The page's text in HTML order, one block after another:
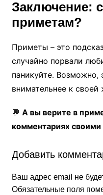
Заключение:
приметам?
Приметы – это
случайно порвали
паникуйте. Возможно,
внимательнее к своей
💬 А вы верите в
комментариях
Добавить
Ваш адрес email не
Обязательные поля